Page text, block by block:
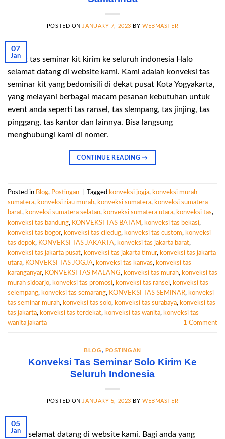
POSTED ON JANUARY 7, 2023 BYWEBMASTER
07
Jan
Paket tas seminar kit kirim ke seluruh indonesia Halo
selamat datang di website kami. Kami adalah konveksi tas
seminar kit yang bedomisili di dekat pusat Kota Yogyakarta,
yang melayani berbagai macam pesanan kebutuhan untuk
event anda seperti tas ransel, tas slempang, tas jinjing, tas
pinggang, tas kantor dan lainnya. Bisa langsung
menghubungi kami di nomer.
CONTINUE READING→
Posted in Blog, Postingan Tagged konveksi jogja, konveksi murah
sumatera, konveksi riau murah, konveksi sumatera, konveksi sumatera
barat, konveksi sumatera selatan, konveksi sumatera utara, konveksi tas,
konveksi tas bandung, KONVEKSI TAS BATAM, konveksi tas bekasi,
konveksi tas bogor, konveksi tas ciledug, konveksi tas custom, konveksi
tas depok, KONVEKSI TAS JAKARTA, konveksi tas jakarta barat,
konveksi tas jakarta pusat, konveksi tas jakarta timur, konveksi tas jakarta
utara, KONVEKSI TAS JOGJA, konveksi tas kanvas, konveksi tas
karanganyar, KONVEKSI TAS MALANG, konveksi tas murah, konveksi tas
murah sidoarjo, konveksi tas promosi, konveksi tas ransel , konveksi tas
selempang, konveksi tas semarang, KONVEKSI TAS SEMINAR, konveksi
tas seminar murah, konveksi tas solo, konveksi tas surabaya, konveksi tas
tas jakarta, konveksi tas terdekat, konveksi tas wanita, konveksi tas
wanita jakarta
1 Comment
BLOG, POSTINGAN
Konveksi Tas Seminar Solo Kirim Ke
Seluruh Indonesia
POSTED ON JANUARY 5, 2023 BYWEBMASTER
05
Jan
Hallo selamat datang di website kami. Bagi anda yang